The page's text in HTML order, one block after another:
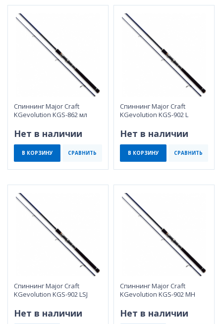
Спиннинг Major Craft
KGevolution KGS-862 мл
Нет в наличии
В КОРЗИНУ СРАВНИТЬ
Спиннинг Major Craft
KGevolution KGS-902 L
Нет в наличии
В КОРЗИНУ СРАВНИТЬ
Спиннинг Major Craft
KGevolution KGS-902 LSJ
Нет в наличии
Спиннинг Major Craft
KGevolution KGS-902 MH
Нет в наличии